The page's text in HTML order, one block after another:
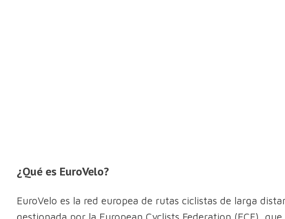
¿Qué es EuroVelo?
EuroVelo es la red europea de rutas ciclistas de larga
gestionada por la European Cyclists Federation (ECF), que